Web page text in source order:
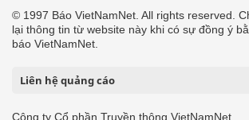
© 1997 Báo VietNamNet. All rights reserved.
lại thông tin từ website này khi có sự đồng ý
báo VietNamNet.
Liên hệ quảng cáo
Công ty Cổ phần Truyền thông VietNamNet